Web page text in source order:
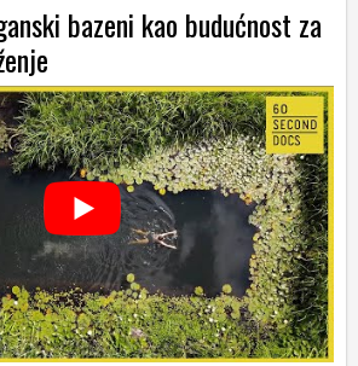
bazeni kao budućnost za